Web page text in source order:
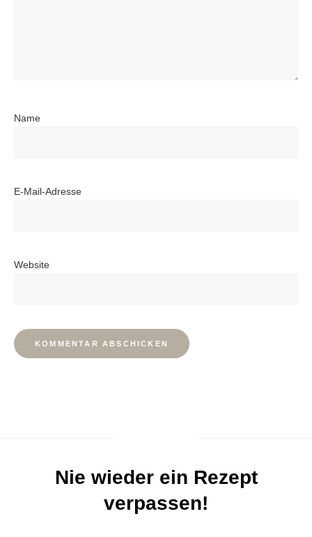
Name
E-Mail-Adresse
Website
Nie wieder ein Rezept
verpassen!